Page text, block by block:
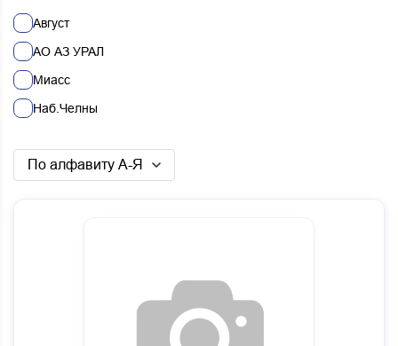
Август
АО АЗ УРАЛ
Миасс
Наб.Челны
По алфавиту А-Я